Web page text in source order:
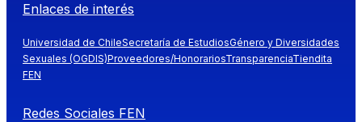
Enlaces de interés
Universidad de ChileSecretaría de EstudiosGénero y Diversidades
Sexuales (OGDIS)Proveedores/HonorariosTransparenciaTiendita
FEN
Redes Sociales FEN